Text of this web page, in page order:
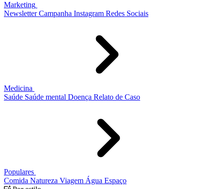
Marketing
Newsletter Campanha Instagram Redes Sociais
Medicina
Saúde Saúde mental Doença Relato de Caso
Populares
Comida Natureza Viagem Água Espaço